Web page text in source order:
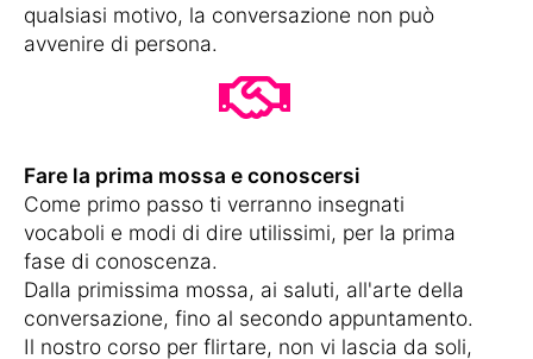
qualsiasi motivo, la conversazione non può
avvenire di persona.
Fare la prima mossa e conoscersi
Come primo passo ti verranno insegnati
vocaboli e modi di dire utilissimi, per la prima
fase di conoscenza.
Dalla primissima mossa, ai saluti, all'arte della
conversazione, fino al secondo appuntamento.
Il nostro corso per flirtare, non vi lascia da soli,